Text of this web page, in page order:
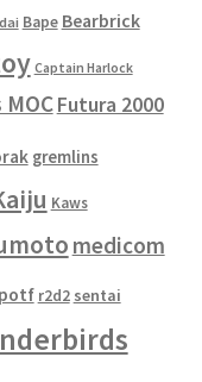
Bape Bearbrick
Captain Harlock
Futura 2000
gremlins
Kaws
medicom
potf r2d2 sentai